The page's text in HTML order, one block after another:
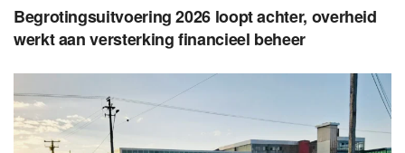
Begrotingsuitvoering 2026 loopt achter, overheid
werkt aan versterking financieel beheer